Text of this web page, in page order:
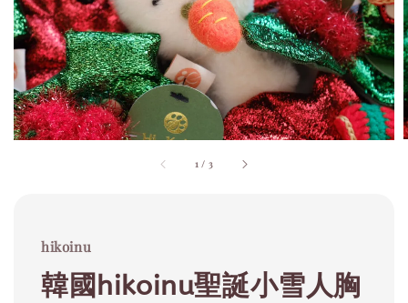
1 / 3
hikoinu
韓國hikoinu聖誕小雪人胸